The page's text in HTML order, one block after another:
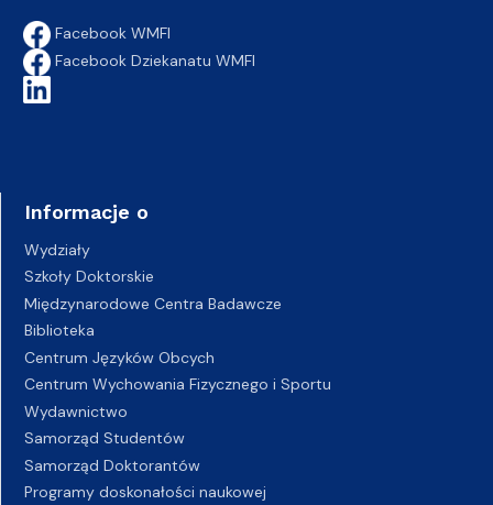
Facebook WMFI
Facebook Dziekanatu WMFI
Informacje o
Wydziały
Szkoły Doktorskie
Międzynarodowe Centra Badawcze
Biblioteka
Centrum Języków Obcych
Centrum Wychowania Fizycznego i Sportu
Wydawnictwo
Samorząd Studentów
Samorząd Doktorantów
Programy doskonałości naukowej